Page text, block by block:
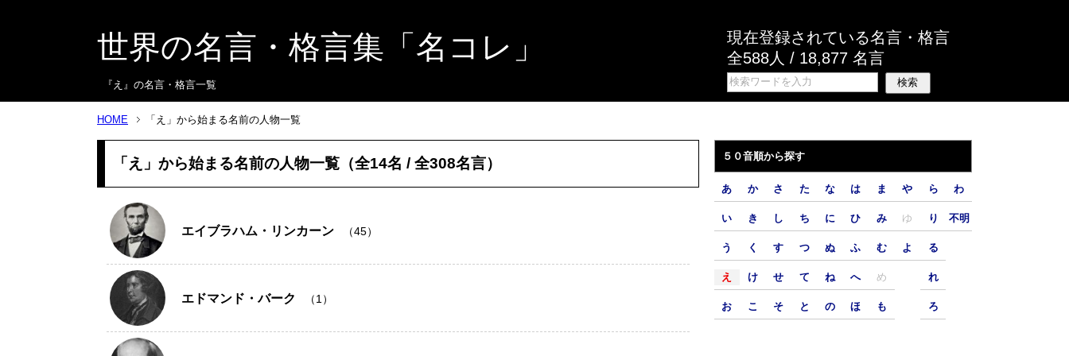
世界の名言・格言集「名コレ」
『え』の名言・格言一覧
現在登録されている名言・格言
全588人 / 18,877 名言
HOME 「え」から始まる名前の人物一覧
「え」から始まる名前の人物一覧（全14名 / 全308名言）
エイブラハム・リンカーン （45）
エドマンド・バーク （1）
５０音順から探す
あ
い
う
え
お
か
き
く
け
こ
さ
し
す
せ
そ
た
ち
つ
て
と
な
に
ぬ
ね
の
は
ひ
ふ
へ
ほ
ま
み
む
め
も
や
ゆ
よ
ら
り
る
れ
ろ
わ
不明